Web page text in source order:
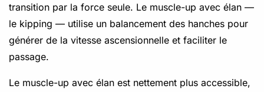
transition par la force seule. Le muscle-up avec élan —
le kipping — utilise un balancement des hanches pour
générer de la vitesse ascensionnelle et faciliter le
passage.
Le muscle-up avec élan est nettement plus accessible,